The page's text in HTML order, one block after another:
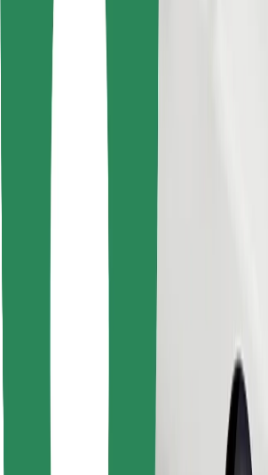
Najdi svojo najljubšo hrano!